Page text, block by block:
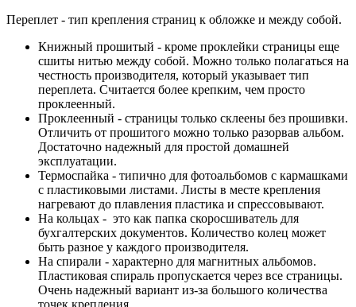
Переплет - тип крепления страниц к обложке и между собой.
Книжный прошитый - кроме проклейки страницы еще
сшиты нитью между собой. Можно только полагаться на
честность производителя, который указывает тип
переплета. Считается более крепким, чем просто
проклеенный.
Проклеенный - страницы только склеены без прошивки.
Отличить от прошитого можно только разорвав альбом.
Достаточно надежный для простой домашней
эксплуатации.
Термоспайка - типично для фотоальбомов с кармашками
с пластиковыми листами. Листы в месте крепления
нагревают до плавления пластика и спрессовывают.
На кольцах - это как папка скоросшиватель для
бухгалтерских документов. Количество колец может
быть разное у каждого производителя.
На спирали - характерно для магнитных альбомов.
Пластиковая спираль пропускается через все страницы.
Очень надежный вариант из-за большого количества
точек крепления.